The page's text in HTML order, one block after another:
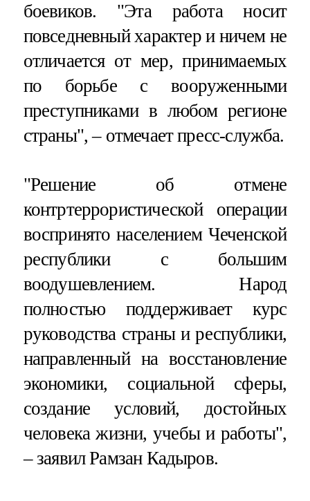
боевиков. "Эта работа носит
повседневный характер и ничем не
отличается от мер, принимаемых
по борьбе с вооруженными
преступниками в любом регионе
страны", – отмечает пресс-служба.
"Решение об отмене
контртеррористической операции
воспринято населением Чеченской
республики с большим
воодушевлением. Народ
полностью поддерживает курс
руководства страны и республики,
направленный на восстановление
экономики, социальной сферы,
создание условий, достойных
человека жизни, учебы и работы",
– заявил Рамзан Кадыров.